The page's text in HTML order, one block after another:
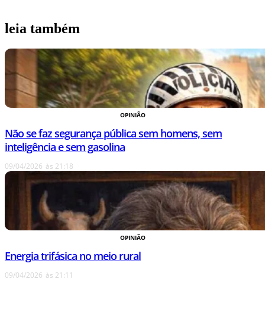
leia também
OPINIÃO
Não se faz segurança pública sem homens, sem
inteligência e sem gasolina
09/04/2026 às 21:18
OPINIÃO
Energia trifásica no meio rural
09/04/2026 às 21:11